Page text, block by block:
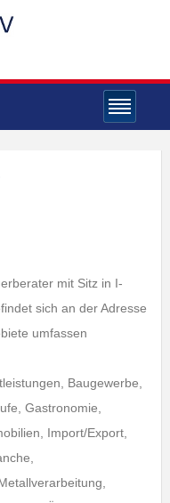
mit Sitz in I-
sich an der Adresse
umfassen
Baugewerbe,
Gastronomie,
Import/Export,